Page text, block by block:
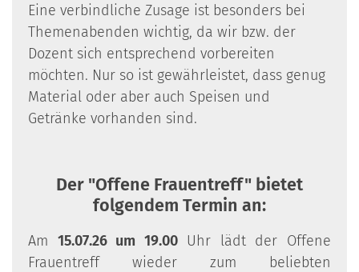
Eine verbindliche Zusage ist besonders bei
Themenabenden wichtig, da wir bzw. der
Dozent sich entsprechend vorbereiten
möchten. Nur so ist gewährleistet, dass genug
Material oder aber auch Speisen und
Getränke vorhanden sind.
Der "Offene Frauentreff" bietet
folgendem Termin an:
Am 15.07.26 um 19.00Uhr lädt der Offene
Frauentreff wieder zum beliebten